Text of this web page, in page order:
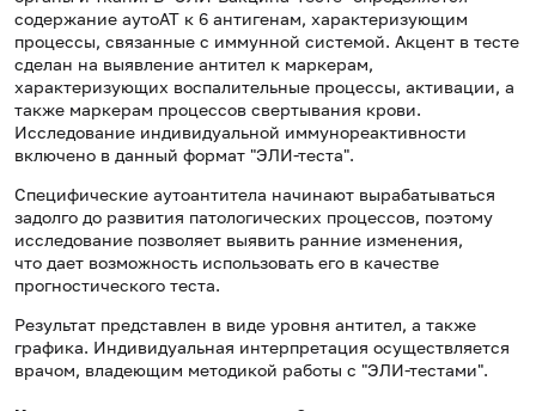
содержание аутоАТ к 6 антигенам, характеризующим
процессы, связанные с иммунной системой. Акцент в тесте
сделан на выявление антител к маркерам,
характеризующих воспалительные процессы, активации, а
также маркерам процессов свертывания крови.
Исследование индивидуальной иммунореактивности
включено в данный формат "ЭЛИ-теста".
Специфические аутоантитела начинают вырабатываться
задолго до развития патологических процессов, поэтому
исследование позволяет выявить ранние изменения,
что дает возможность использовать его в качестве
прогностического теста.
Результат представлен в виде уровня антител, а также
графика. Индивидуальная интерпретация осуществляется
врачом, владеющим методикой работы с "ЭЛИ-тестами".